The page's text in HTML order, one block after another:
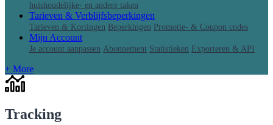
huishoudelijke- en andere taken
Tarieven & Verblijfsbeperkingen
Tarieven & Kortingen Beperkingen Promotie- & Coupon codes
Mijn Account
Je account aanpassen Abonnement Statistieken Exporteren & API
+ More
Tracking